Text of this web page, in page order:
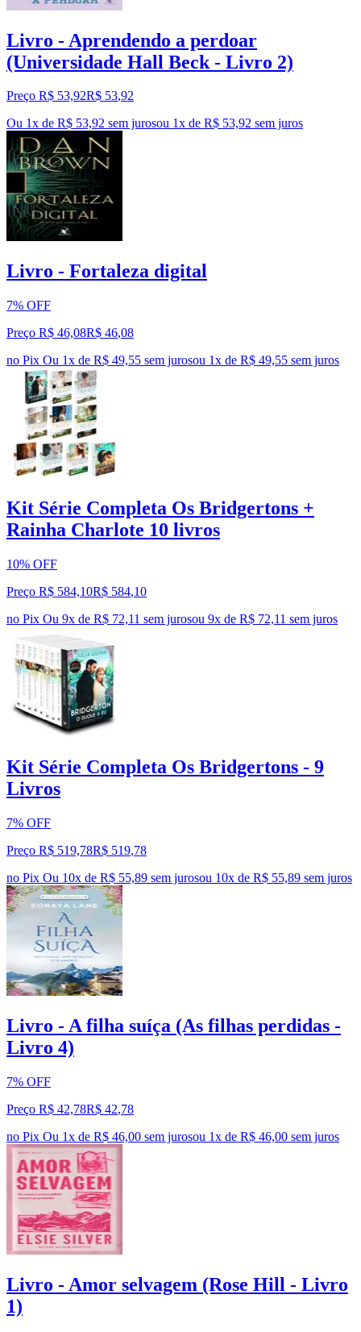
Livro - Aprendendo a perdoar
(Universidade Hall Beck - Livro 2)
Preço R$ 53,92R$ 53,92
Ou 1x de R$ 53,92 sem jurosou 1x de R$ 53,92 sem juros
Livro - Fortaleza digital
7% OFF
Preço R$ 46,08R$ 46,08
no Pix Ou 1x de R$ 49,55 sem jurosou 1x de R$ 49,55 sem juros
Kit Série Completa Os Bridgertons +
Rainha Charlote 10 livros
10% OFF
Preço R$ 584,10R$ 584,10
no Pix Ou 9x de R$ 72,11 sem jurosou 9x de R$ 72,11 sem juros
Kit Série Completa Os Bridgertons - 9
Livros
7% OFF
Preço R$ 519,78R$ 519,78
no Pix Ou 10x de R$ 55,89 sem jurosou 10x de R$ 55,89 sem juros
Livro - A filha suíça (As filhas perdidas -
Livro 4)
7% OFF
Preço R$ 42,78R$ 42,78
no Pix Ou 1x de R$ 46,00 sem jurosou 1x de R$ 46,00 sem juros
Livro - Amor selvagem (Rose Hill - Livro
1)